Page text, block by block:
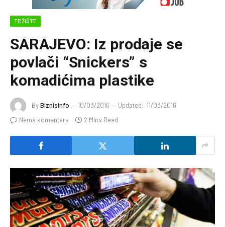
TRŽIŠTE
SARAJEVO: Iz prodaje se
povlači “Snickers” s
komadićima plastike
ByBiznisInfo 10/03/2016 Updated: 11/03/2016
Nema komentara
2 Mins Read